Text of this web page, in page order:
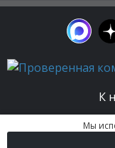
К
© 2003 - 2026. Апельсин
строительных
Мы